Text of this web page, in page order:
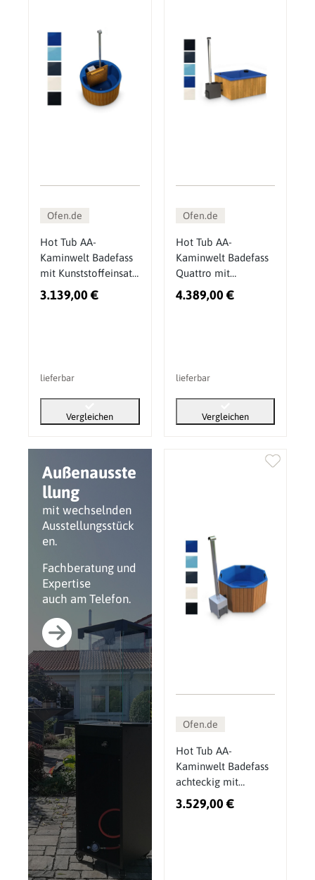
Außenausste
llung
mit wechselnden
Ausstellungsstück
en.
Fachberatung und
Expertise
auch am Telefon.
Ofen.de
Hot Tub AA-
Kaminwelt Badefass
mit Kunststoffeinsatz
und Innenofen
3.139,00 €
lieferbar
Vergleichen
Ofen.de
Hot Tub AA-
Kaminwelt Badefass
Quattro mit
Außenofen
4.389,00 €
lieferbar
Vergleichen
Ofen.de
Hot Tub AA-
Kaminwelt Badefass
achteckig mit
Kunststoffeinsatz und
Außenofen
3.529,00 €